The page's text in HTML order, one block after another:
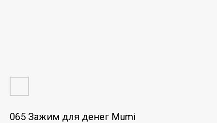
065 Зажим для денег Mumi